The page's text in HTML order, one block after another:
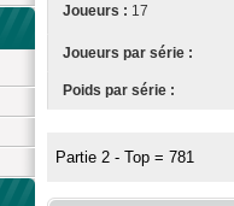
Joueurs : 17
Joueurs par série :
Poids par série :
Partie 2 - Top = 781